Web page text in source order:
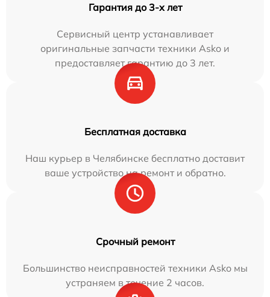
Гарантия до 3-х лет
Сервисный центр устанавливает
оригинальные запчасти техники Asko и
предоставляет гарантию до 3 лет.
Бесплатная доставка
Наш курьер в Челябинске бесплатно доставит
ваше устройство на ремонт и обратно.
Срочный ремонт
Большинство неисправностей техники Asko мы
устраняем в течение 2 часов.